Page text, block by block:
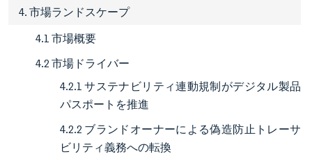
4. 市場ランドスケープ
4.1 市場概要
4.2 市場ドライバー
4.2.1 サステナビリティ連動規制がデジタル製品
パスポートを推進
4.2.2 ブランドオーナーによる偽造防止トレーサ
ビリティ義務への転換